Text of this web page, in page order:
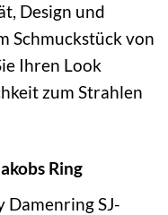
Design und
Schmuckstück von
Ihren Look
zum Strahlen
Ring
Damenring SJ-